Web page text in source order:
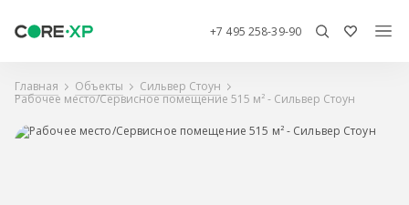
+7 495 258-39-90
Главная Объекты
Сильвер Стоун
Рабочее место/Сервисное помещение 515 м² - Сильвер Стоун